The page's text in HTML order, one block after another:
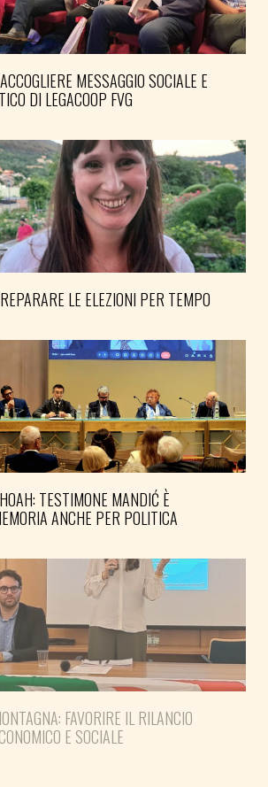
MESSAGGIO SOCIALE E
DI LEGACOOP FVG
LE ELEZIONI PER TEMPO
TESTIMONE MANDIĆ È
ANCHE PER POLITICA
FAVORIRE IL RILANCIO
E SOCIALE